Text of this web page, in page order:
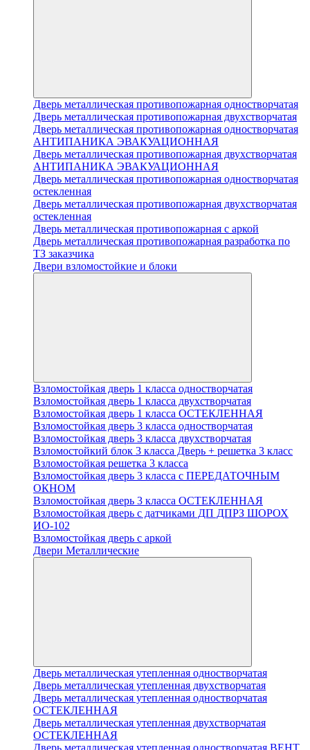
Дверь металлическая противопожарная одностворчатая
Дверь металлическая противопожарная двухстворчатая
Дверь металлическая противопожарная одностворчатая
АНТИПАНИКА ЭВАКУАЦИОННАЯ
Дверь металлическая противопожарная двухстворчатая
АНТИПАНИКА ЭВАКУАЦИОННАЯ
Дверь металлическая противопожарная одностворчатая
остекленная
Дверь металлическая противопожарная двухстворчатая
остекленная
Дверь металлическая противопожарная с аркой
Дверь металлическая противопожарная разработка по
ТЗ заказчика
Двери взломостойкие и блоки
Взломостойкая дверь 1 класса одностворчатая
Взломостойкая дверь 1 класса двухстворчатая
Взломостойкая дверь 1 класса ОСТЕКЛЕННАЯ
Взломостойкая дверь 3 класса одностворчатая
Взломостойкая дверь 3 класса двухстворчатая
Взломостойкий блок 3 класса Дверь + решетка 3 класс
Взломостойкая решетка 3 класса
Взломостойкая дверь 3 класса с ПЕРЕДАТОЧНЫМ
ОКНОМ
Взломостойкая дверь 3 класса ОСТЕКЛЕННАЯ
Взломостойкая дверь с датчиками ДП ДПРЗ ШОРОХ
ИО-102
Взломостойкая дверь с аркой
Двери Металлические
Дверь металлическая утепленная одностворчатая
Дверь металлическая утепленная двухстворчатая
Дверь металлическая утепленная одностворчатая
ОСТЕКЛЕННАЯ
Дверь металлическая утепленная двухстворчатая
ОСТЕКЛЕННАЯ